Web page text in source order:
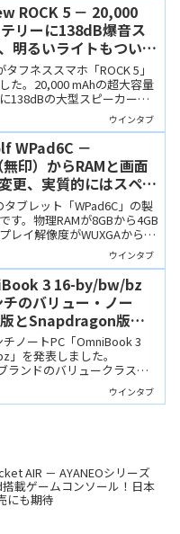
ROCK 5 － 20,000
リーに138dB爆音ス
明るいライトもつい
ドアで頼りになるタフ
フネススマホ「ROCK 5」
た。20,000 mAhの超大容量
138dBの大型スピーカー、
ど、アウトドアシーンでは
そうな製品です。ただ、非常
いので、街なかでは使いに
ね。
ウインタブ
WPad6C －
印）からRAMと画面
更、実質的にはスペッ
ブレット「WPad6C」の製
す。物理RAMが8GBから4GB
レイ解像度がWUXGAから
更されています。新旧モデル
明するとともに、昨今の中国
勢についても意見していま
ウインタブ
3 16-by/bw/bz
のバリュー・ノー
版とSnapdragon版を
ノートPC「OmniBook 3
を発表しました。
ランドのバリュークラスに
、AMD Ryzen 5搭載モデル
能に優れたSnapdragon X搭載
ウインタブ
AIR － AYANEOシリーズ
載ゲームコンソール！日本
にも期待